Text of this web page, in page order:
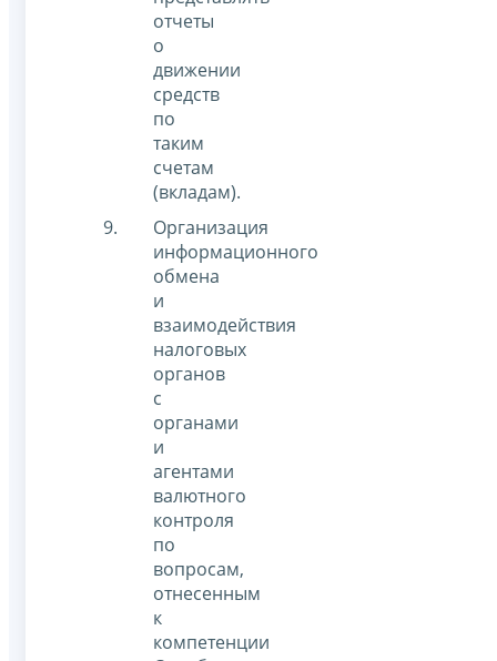
отчеты
о
движении
средств
по
таким
счетам
(вкладам).
Организация
информационного
обмена
и
взаимодействия
налоговых
органов
с
органами
и
агентами
валютного
контроля
по
вопросам,
отнесенным
к
компетенции